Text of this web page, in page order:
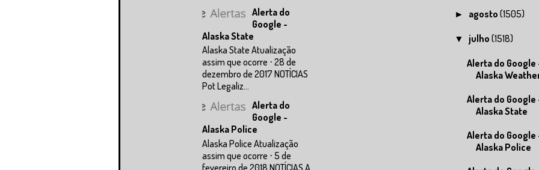
Alerta do
Google -
Alaska State
Alaska State Atualização
assim que ocorre ⋅ 28 de
dezembro de 2017 NOTÍCIAS
Pot Legaliz...
Alerta do
Google -
Alaska Police
Alaska Police Atualização
assim que ocorre ⋅ 5 de
fevereiro de 2018 NOTÍCIAS A
► agosto(1505)
▼ julho(1518)
Alerta do Google
Alaska
Alerta do Google
Alaska State
Alerta do Google
Alaska Police